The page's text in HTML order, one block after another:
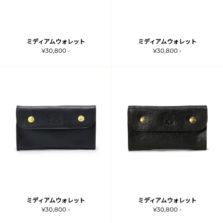
ミディアムウォレット
¥30,800 -
ミディアムウォレット
¥30,800 -
ミディアムウォレット
¥30,800 -
ミディアムウォレット
¥30,800 -